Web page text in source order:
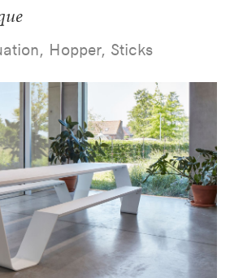
Hopper, Sticks